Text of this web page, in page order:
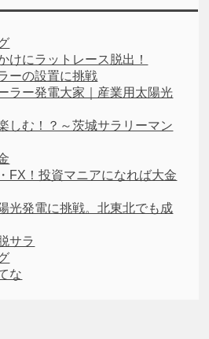
けにラットレース脱出！
ーの設置に挑戦
ラー発電大家｜産業用太陽光
しむ！？～茨城サラリーマン
FX！投資マニアになれば大金
光発電に挑戦。北東北でも成
サラ
な